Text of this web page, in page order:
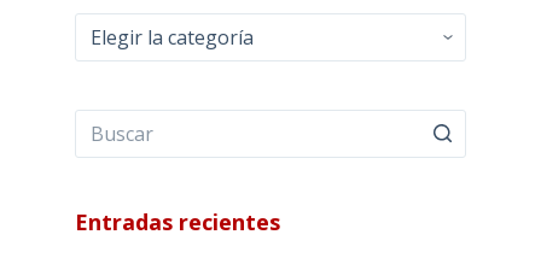
Categorías
Entradas recientes